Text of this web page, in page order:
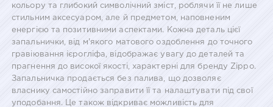
кольору та глибокий символічний зміст, роблячи її не лише
стильним аксесуаром, але й предметом, наповненим
енергією та позитивними аспектами. Кожна деталь цієї
запальнички, від м'якого матового оздоблення до точного
гравіювання ієрогліфа, відображає увагу до деталей та
прагнення до високої якості, характерні для бренду Zippo.
Запальничка продається без палива, що дозволяє
власнику самостійно заправити її та налаштувати під свої
уподобання. Це також відкриває можливість для